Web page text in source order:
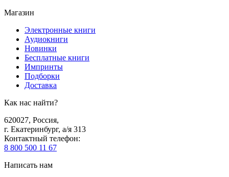
Магазин
Электронные книги
Аудиокниги
Новинки
Бесплатные книги
Импринты
Подборки
Доставка
Как нас найти?
620027, Россия,
г. Екатеринбург, а/я 313
Контактный телефон:
8 800 500 11 67
Написать нам